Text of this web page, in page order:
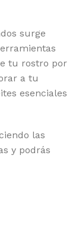
surge
tu rostro por
a tu
esenciales
las
y podrás